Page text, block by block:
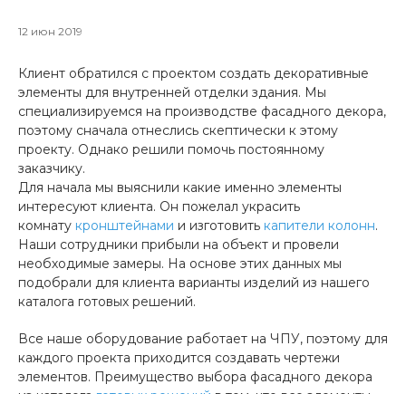
12 июн 2019
Клиент обратился с проектом создать декоративные
элементы для внутренней отделки здания. Мы
специализируемся на производстве фасадного декора,
поэтому сначала отнеслись скептически к этому
проекту. Однако решили помочь постоянному
заказчику.
Для начала мы выяснили какие именно элементы
интересуют клиента. Он пожелал украсить
комнату кронштейнами и изготовить капители колонн.
Наши сотрудники прибыли на объект и провели
необходимые замеры. На основе этих данных мы
подобрали для клиента варианты изделий из нашего
каталога готовых решений.
Все наше оборудование работает на ЧПУ, поэтому для
каждого проекта приходится создавать чертежи
элементов. Преимущество выбора фасадного декора